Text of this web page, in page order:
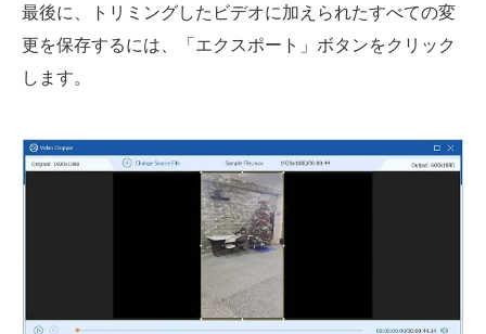
最後に、トリミングしたビデオに加えられたすべての変
更を保存するには、「エクスポート」ボタンをクリック
します。